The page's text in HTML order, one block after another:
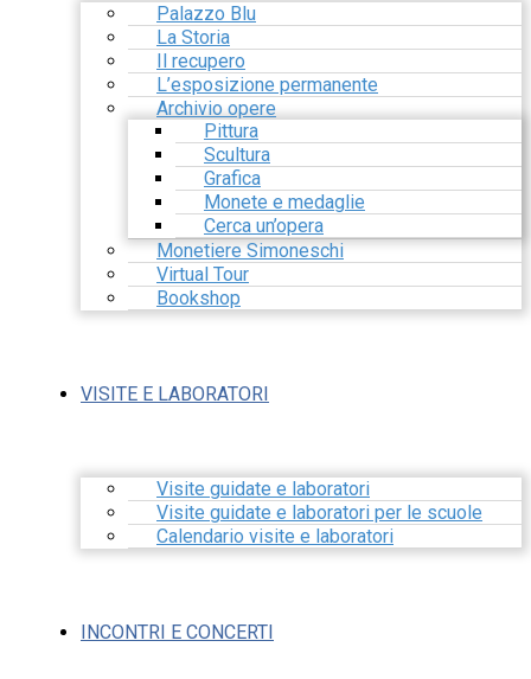
Palazzo Blu
La Storia
Il recupero
L’esposizione permanente
Archivio opere
Pittura
Scultura
Grafica
Monete e medaglie
Cerca un’opera
Monetiere Simoneschi
Virtual Tour
Bookshop
VISITE E LABORATORI
Visite guidate e laboratori
Visite guidate e laboratori per le scuole
Calendario visite e laboratori
INCONTRI E CONCERTI